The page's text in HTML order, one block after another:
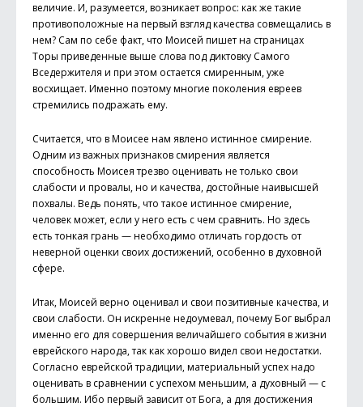
величие. И, разумеется, возникает вопрос: как же такие
противоположные на первый взгляд качества совмещались в
нем? Сам по себе факт, что Моисей пишет на страницах
Торы приведенные выше слова под диктовку Самого
Вседержителя и при этом остается смиренным, уже
восхищает. Именно поэтому многие поколения евреев
стремились подражать ему.
Считается, что в Моисее нам явлено истинное смирение.
Одним из важных признаков смирения является
способность Моисея трезво оценивать не только свои
слабости и провалы, но и качества, достойные наивысшей
похвалы. Ведь понять, что такое истинное смирение,
человек может, если у него есть с чем сравнить. Но здесь
есть тонкая грань — необходимо отличать гордость от
неверной оценки своих достижений, особенно в духовной
сфере.
Итак, Моисей верно оценивал и свои позитивные качества, и
свои слабости. Он искренне недоумевал, почему Бог выбрал
именно его для совершения величайшего события в жизни
еврейского народа, так как хорошо видел свои недостатки.
Согласно еврейской традиции, материальный успех надо
оценивать в сравнении с успехом меньшим, а духовный — с
большим. Ибо первый зависит от Бога, а для достижения